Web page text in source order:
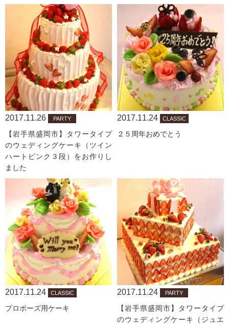
2017.11.26 PARTY
【岩手県盛岡市】タワータイプ
のウェディングケーキ（ツイン
ハートピンク３段）をお作りし
ました
2017.11.24 CLASSIC
２５周年おめでとう
2017.11.24 CLASSIC
プロポーズ用ケーキ
2017.11.24 PARTY
【岩手県盛岡市】タワータイプ
のウェディングケーキ（ジュエ